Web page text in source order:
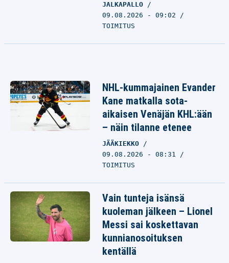
JALKAPALLO
09.08.2026 - 09:02
TOIMITUS
NHL-kummajainen Evander
Kane matkalla sota-
aikaisen Venäjän KHL:ään
– näin tilanne etenee
JÄÄKIEKKO
09.08.2026 - 08:31
TOIMITUS
Vain tunteja isänsä
kuoleman jälkeen – Lionel
Messi sai koskettavan
kunnianosoituksen
kentällä